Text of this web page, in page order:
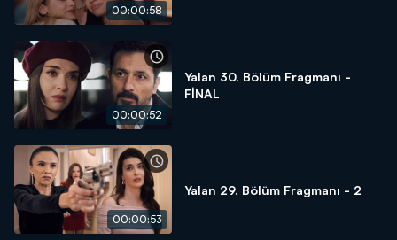
00:00:58
00:00:52
Yalan 30. Bölüm Fragmanı -
FİNAL
00:00:53
Yalan 29. Bölüm Fragmanı - 2